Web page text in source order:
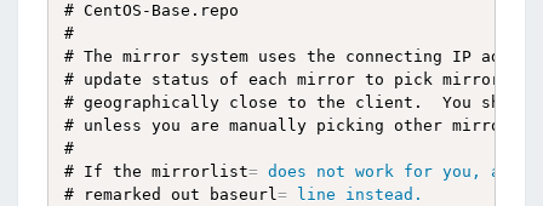
# CentOS-Base.repo
#
# The mirror system uses the connecting IP
# update status of each mirror to pick mirrors
# geographically close to the client.  You should
# unless you are manually picking other mirrors.
#
# If the mirrorlist= does not work for you, as
# remarked out baseurl= line instead.